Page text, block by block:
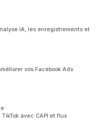
IA, les enregistrements et
vos Facebook Ads
avec CAPI et flux